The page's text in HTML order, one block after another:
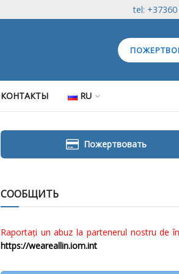
tel:
КОНТАКТЫ RU
Пожертвовать
СООБЩИТЬ
Raportați un abuz la partenerul nostru de
https://weareallin.iom.int